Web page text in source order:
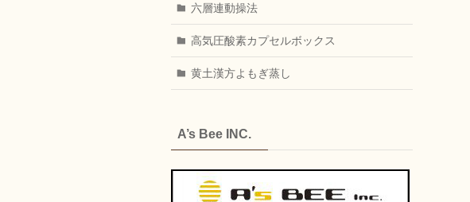
六層連動操法
高気圧酸素カプセルボックス
黄土漢方よもぎ蒸し
A’s Bee INC.